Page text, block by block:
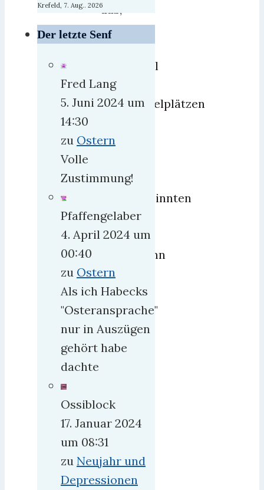
das,
was
sich
manchmal
auf
Kinderspielplätzen
Eine
von
Gleichgesinnten
nimmt
die
Rutschbahn
in
Beschlag
und
läßt
andere
mehr
dort
spielen.
Das
ist
Krefeld, 7. Aug.. 2026
Der letzte Senf
Fred Lang
5. Juni 2024 um
14:30
zu Ostern
Volle
Zustimmung!
Pfaffengelaber
4. April 2024 um
00:40
zu Ostern
Als ich Habecks
"Osteransprache"
nur in Auszügen
gehört habe
dachte
Ossiblock
17. Januar 2024
um 08:31
zu Neujahr und
Depressionen